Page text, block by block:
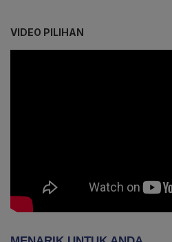
VIDEO PILIHAN